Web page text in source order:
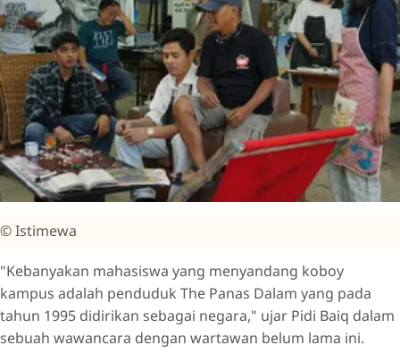
© Istimewa
"Kebanyakan mahasiswa yang menyandang koboy
kampus adalah penduduk The Panas Dalam yang pada
tahun 1995 didirikan sebagai negara," ujar Pidi Baiq dalam
sebuah wawancara dengan wartawan belum lama ini.